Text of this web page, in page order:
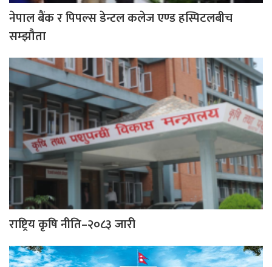
नेपाल बैंक र पिपल्स डेन्टल कलेज एण्ड हस्पिटलबीच
सम्झौता
राष्ट्रिय कृषि नीति–२०८३ जारी